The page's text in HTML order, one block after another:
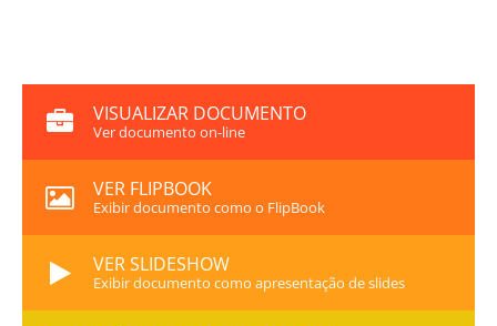
VISUALIZAR DOCUMENTO
Ver documento on-line
VER FLIPBOOK
Exibir documento como o FlipBook
VER SLIDESHOW
Exibir documento como apresentação de slides